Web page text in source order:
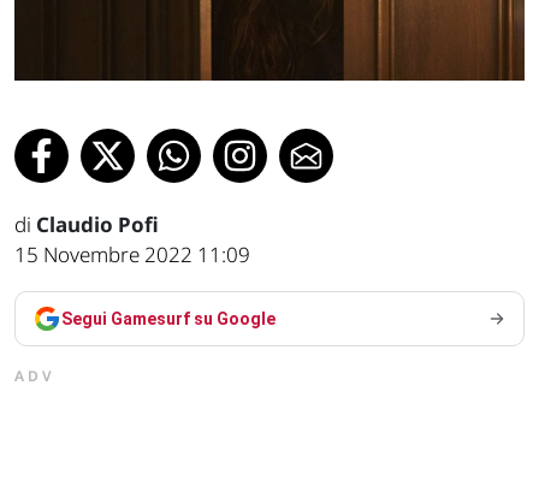
di Claudio Pofi
15 Novembre 2022 11:09
Segui Gamesurf su Google
ADV